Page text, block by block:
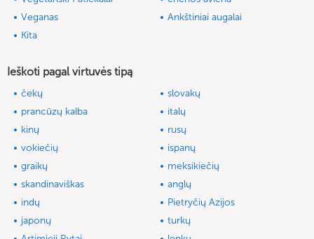
Veganas
Ankštiniai augalai
Kita
Ieškoti pagal virtuvės tipą
čekų
slovakų
prancūzų kalba
italų
kinų
rusų
vokiečių
ispanų
graikų
meksikiečių
skandinaviškas
anglų
indų
Pietryčių Azijos
japonų
turkų